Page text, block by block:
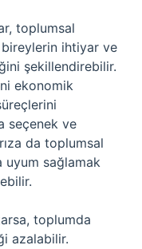
toplumsal
bireylerin ihtiyar ve
şekillendirebilir.
ekonomik
seçenek ve
da toplumsal
uyum sağlamak
toplumda
azalabilir.